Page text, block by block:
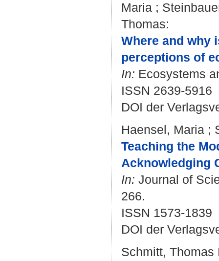
Maria ;
Thomas:
Where and why
perceptions of
In: Ecosystems
ISSN 2639-5916
DOI der
Haensel, Maria ;
Teaching the
Acknowledging
In: Journal of
266.
ISSN 1573-1839
DOI der
Schmitt, Thomas